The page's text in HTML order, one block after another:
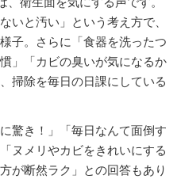
いと汚い」という考え方で、
子。さらに「食器を洗ったつ
」「カビの臭いが気になるか
掃除を毎日の日課にしている
驚き！」「毎日なんて面倒す
ヌメリやカビをきれいにする
が断然ラク」との回答もあり